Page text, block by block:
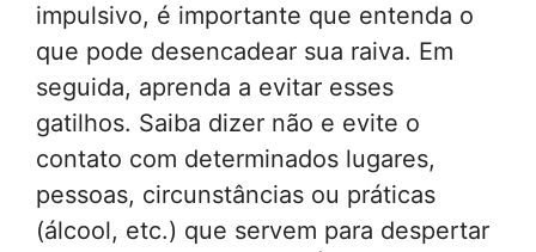
impulsivo, é importante que entenda o
que pode desencadear sua raiva. Em
seguida, aprenda a evitar esses
gatilhos. Saiba dizer não e evite o
contato com determinados lugares,
pessoas, circunstâncias ou práticas
(álcool, etc.) que servem para despertar